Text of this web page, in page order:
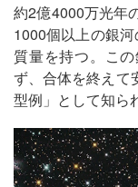
約2億4000万光年
1000個以上の銀
質量を持つ。こ
ず、合体を終えて
型例」として知ら